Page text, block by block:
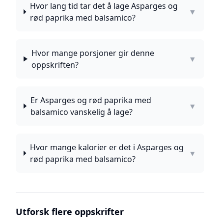
Hvor lang tid tar det å lage Asparges og
rød paprika med balsamico?
▼
Hvor mange porsjoner gir denne
oppskriften?
▼
Er Asparges og rød paprika med
balsamico vanskelig å lage?
▼
Hvor mange kalorier er det i Asparges og
rød paprika med balsamico?
▼
Utforsk flere oppskrifter